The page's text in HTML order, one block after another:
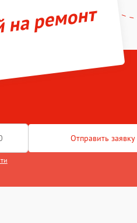
ремонт
Отправить